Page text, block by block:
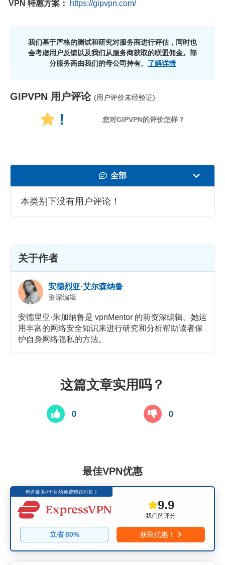
VPN 特惠方案：
https://gipvpn.com/
我们基于严格的测试和研究对服务商进行评估，同时也
会考虑用户反馈以及我们从服务商获取的联盟佣金。部
分服务商由我们的母公司持有。 了解详情
GIPVPN 用户评论 (用户评价未经验证)
! 您对GIPVPN的评价怎样？
全部
速度
看在线视频
本类别下没有用户评论！
关于作者
安德烈亚·艾尔森纳鲁
资深编辑
安德里亚·朱加纳鲁是 vpnMentor 的前资深编辑。她运
用丰富的网络安全知识来进行研究和分析帮助读者保
护自身网络隐私的方法。
这篇文章实用吗？
0 0
最佳VPN优惠
包含最多4个月的免费赠送时长！
我们的评分
9.9
立省 80% 获取优惠！